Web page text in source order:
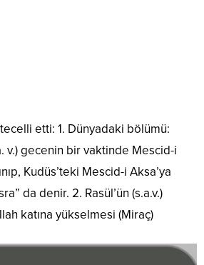
etti: 1. Dünyadaki bölümü:
v.) gecenin bir vaktinde Mescid-i
Kudüs’teki Mescid-i Aksa’ya
da denir. 2. Rasül’ün (s.a.v.)
katına yükselmesi (Miraç)